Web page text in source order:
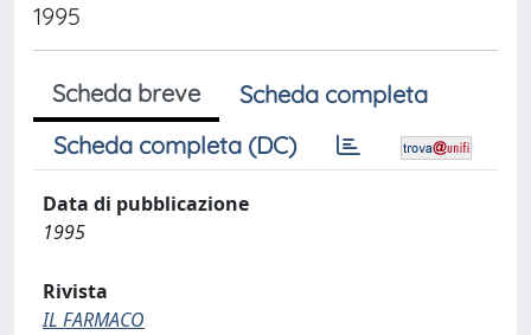
1995
Scheda breve
Scheda completa
Scheda completa (DC)
Data di pubblicazione
1995
Rivista
IL FARMACO